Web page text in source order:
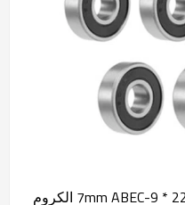
608 2RS C3 لوح التزلج تحمل 8 * 22 * 7mm ABEC-9 الكروم